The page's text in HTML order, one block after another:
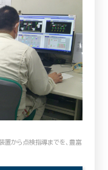
置から点検指導までを、豊富